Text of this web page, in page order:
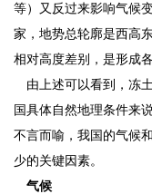
等）又反过来影响气候
家，地势总轮廓是西高
相对高度差别，是形成
由上述可以看到，冻
国具体自然地理条件来
不言而喻，我国的气候
少的关键因素。
气候